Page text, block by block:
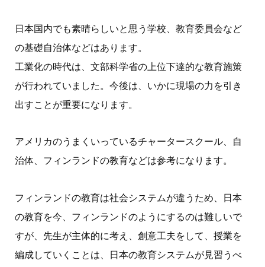
日本国内でも素晴らしいと思う学校、教育委員会など
の基礎自治体などはあります。
工業化の時代は、文部科学省の上位下達的な教育施策
が行われていました。今後は、いかに現場の力を引き
出すことが重要になります。
アメリカのうまくいっているチャータースクール、自
治体、フィンランドの教育などは参考になります。
フィンランドの教育は社会システムが違うため、日本
の教育を今、フィンランドのようにするのは難しいで
すが、先生が主体的に考え、創意工夫をして、授業を
編成していくことは、日本の教育システムが見習うべ